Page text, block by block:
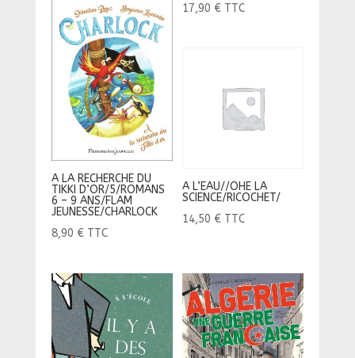
17,90 € TTC
A LA RECHERCHE DU
TIKKI D’OR/5/ROMANS
6 – 9 ANS/FLAM
JEUNESSE/CHARLOCK
8,90 € TTC
A L’EAU//OHE LA
SCIENCE/RICOCHET/
14,50 € TTC